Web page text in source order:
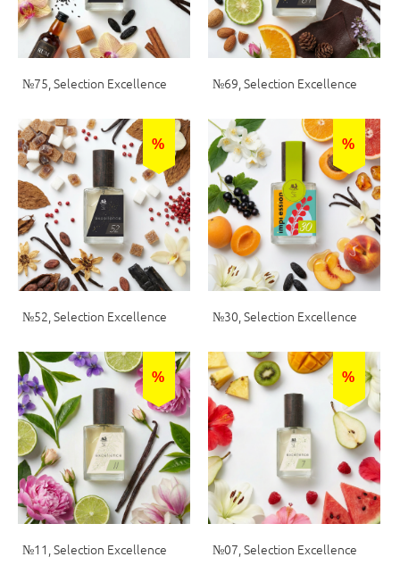
№75, Selection Excellence №69, Selection Excellence
%
№52, Selection Excellence
%
№30, Selection Excellence
%
№11, Selection Excellence
%
№07, Selection Excellence